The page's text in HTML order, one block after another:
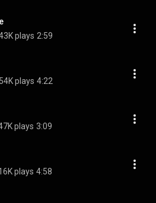
plays 2:59
54K plays 4:22
plays 3:09
plays 4:58